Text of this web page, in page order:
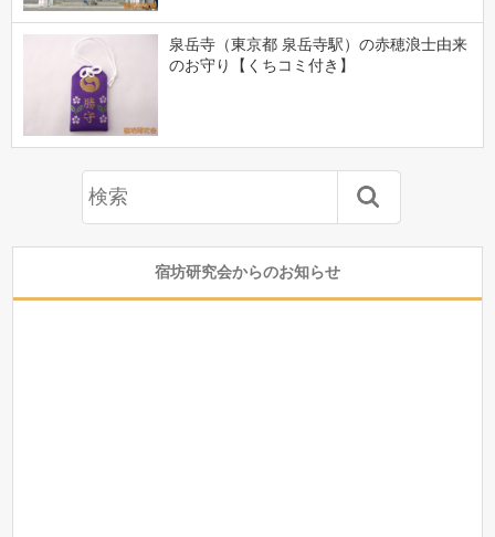
泉岳寺（東京都 泉岳寺駅）の赤穂浪士由来
のお守り【くちコミ付き】
宿坊研究会からのお知らせ